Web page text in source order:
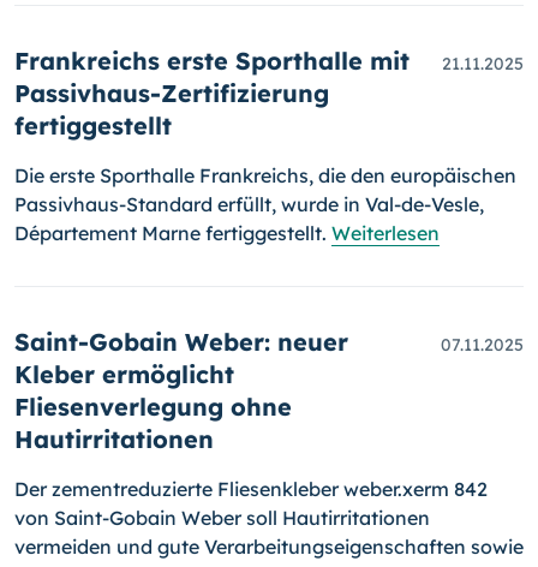
Frankreichs erste Sporthalle mit
Passivhaus-Zertifizierung
fertiggestellt
21.11.2025
Die erste Sporthalle Frankreichs, die den europäischen
Passivhaus-Standard erfüllt, wurde in Val-de-Vesle,
Département Marne fertiggestellt. Weiterlesen
Saint-Gobain Weber: neuer
Kleber ermöglicht
Fliesenverlegung ohne
Hautirritationen
07.11.2025
Der zementreduzierte Fliesenkleber weber.xerm 842
von Saint-Gobain Weber soll Hautirritationen
vermeiden und gute Verarbeitungseigenschaften sowie